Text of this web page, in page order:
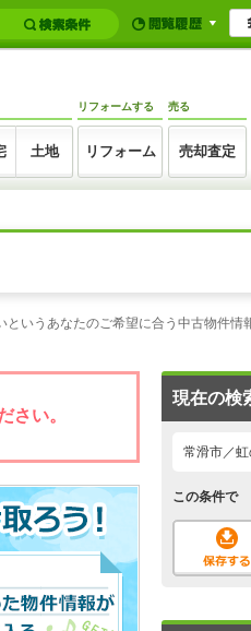
土地
リフォームする
リフォーム
売る
売却査定
いうあなたのご希望に合う中古物件情
さい。
現在の検
常滑市／虹
この条件で